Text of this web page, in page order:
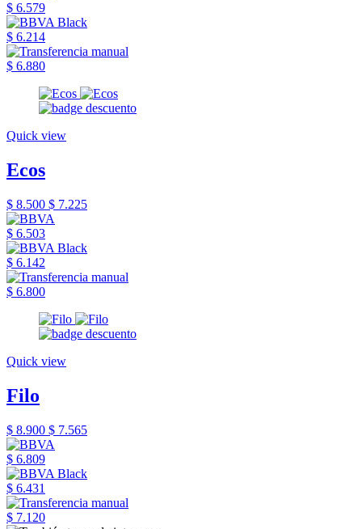
$ 6.579
$ 6.214
$ 6.880
Quick view
Ecos
$ 8.500 $ 7.225
$ 6.503
$ 6.142
$ 6.800
Quick view
Filo
$ 8.900 $ 7.565
$ 6.809
$ 6.431
$ 7.120